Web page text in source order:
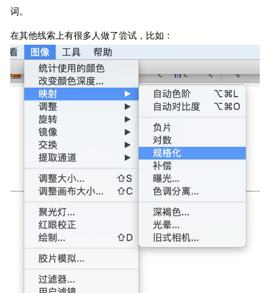
词。
在其他线索上有很多人做了尝试，比如：